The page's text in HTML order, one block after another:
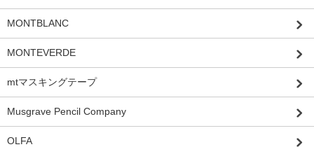
MONTBLANC
MONTEVERDE
mtマスキングテープ
Musgrave Pencil Company
OLFA